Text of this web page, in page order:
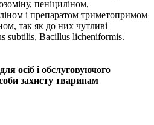
пеніциліном,
і препаратом триметопримом
так як до них чутливі
subtilis, Bacillus licheniformis.
осіб і обслуговуючого
захисту тваринам